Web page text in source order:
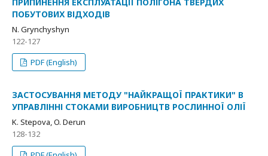
ПОБУТОВИХ ВІДХОДІВ
N. Grynchyshyn
122-127
PDF (English)
ЗАСТОСУВАННЯ МЕТОДУ "НАЙКРАЩОЇ ПРАКТИКИ" В
УПРАВЛІННІ СТОКАМИ ВИРОБНИЦТВ РОСЛИННОЇ ОЛІЇ
K. Stepova, O. Derun
128-132